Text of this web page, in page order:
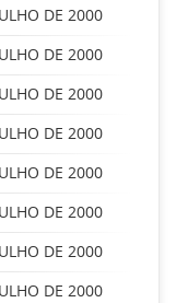
DE 2000
DE 2000
DE 2000
DE 2000
DE 2000
DE 2000
DE 2000
DE 2000